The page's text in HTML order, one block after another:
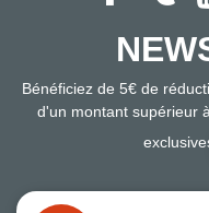
Bénéficiez de 5€ de
d'un montant supérieur